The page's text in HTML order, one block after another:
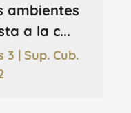
ambientes
a la c...
3 | Sup. Cub.